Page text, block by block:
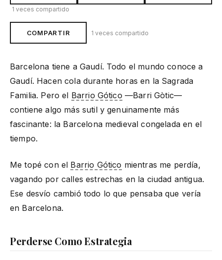
1 veces compartido
COMPARTIR 1 veces compartido
Barcelona tiene a Gaudí. Todo el mundo conoce a
Gaudí. Hacen cola durante horas en la Sagrada
Familia. Pero el Barrio Gótico —Barri Gòtic—
contiene algo más sutil y genuinamente más
fascinante: la Barcelona medieval congelada en el
tiempo.
Me topé con el Barrio Gótico mientras me perdía,
vagando por calles estrechas en la ciudad antigua.
Ese desvío cambió todo lo que pensaba que vería
en Barcelona.
Perderse Como Estrategia